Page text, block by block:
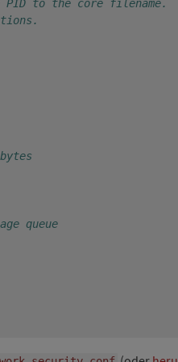
PID to the core filename.
queue